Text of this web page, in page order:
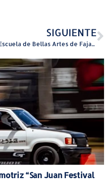
SIGUIENTE
Escuela de Bellas Artes de Fajardo inicia nuevo año con más de 50 talleres para niños y jóvenes
“San Juan Festival